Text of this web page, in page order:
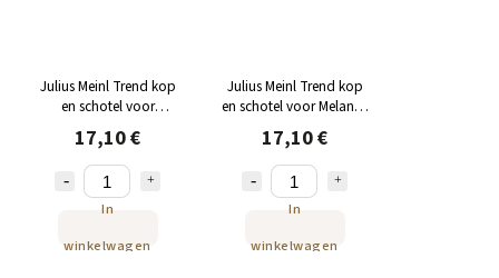
Julius Meinl Trend kop
en schotel voor
Espresso 55 ml
17,10 €
In
winkelwagen
Julius Meinl Trend kop
en schotel voor Melange
100 ml
17,10 €
In
winkelwagen